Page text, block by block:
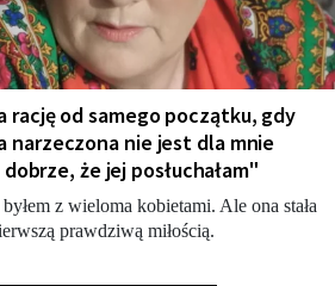
rację od samego początku, gdy
narzeczona nie jest dla mnie
że jej posłuchałam"
z wieloma kobietami. Ale ona stała
prawdziwą miłością.